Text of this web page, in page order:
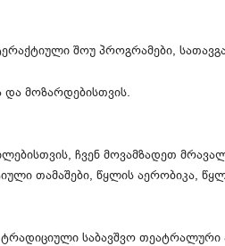
შოუ პროგრამები,
და მოზარდებისთვის.
ჩვენ მოვამზადეთ
თამაშები, წყლის აერობიკა,
საბავშვო თეატრალური